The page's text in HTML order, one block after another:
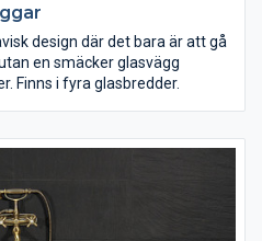
design där det bara är att gå
en smäcker glasvägg
Finns i fyra glasbredder.